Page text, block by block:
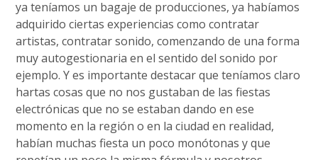
ya teníamos un bagaje de producciones, ya habíamos
adquirido ciertas experiencias como contratar
artistas, contratar sonido, comenzando de una forma
muy autogestionaria en el sentido del sonido por
ejemplo. Y es importante destacar que teníamos claro
hartas cosas que no nos gustaban de las fiestas
electrónicas que no se estaban dando en ese
momento en la región o en la ciudad en realidad,
habían muchas fiesta un poco monótonas y que